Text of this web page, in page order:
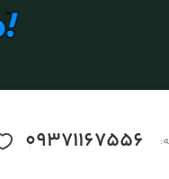
09371167556